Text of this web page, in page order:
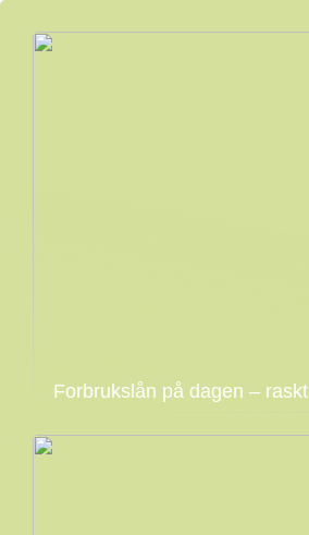
Forbrukslån på dagen – raskt